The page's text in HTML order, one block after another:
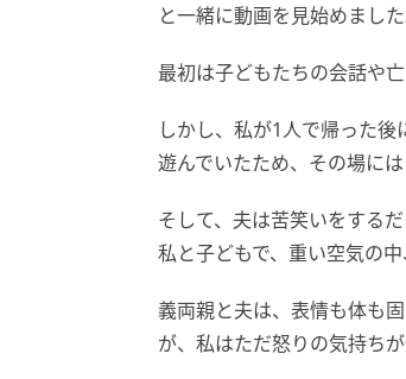
と一緒に動画を見始めました
最初は子どもたちの会話や
しかし、私が1人で帰った
遊んでいたため、その場に
そして、夫は苦笑いをする
私と子どもで、重い空気の
義両親と夫は、表情も体も
が、私はただ怒りの気持ち